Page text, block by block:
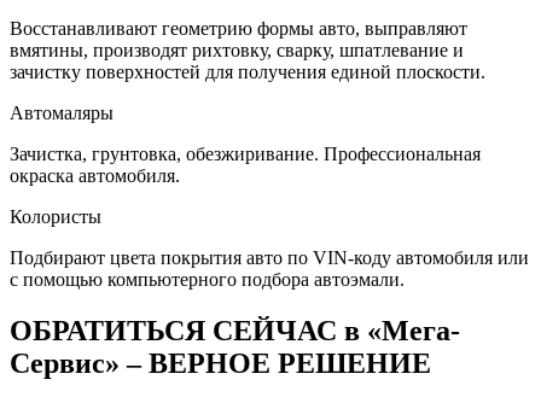
Восстанавливают геометрию формы авто, выправляют
вмятины, производят рихтовку, сварку, шпатлевание и
зачистку поверхностей для получения единой плоскости.
Автомаляры
Зачистка, грунтовка, обезжиривание. Профессиональная
окраска автомобиля.
Колористы
Подбирают цвета покрытия авто по VIN-коду автомобиля или
с помощью компьютерного подбора автоэмали.
ОБРАТИТЬСЯ СЕЙЧАС в «Мега-
Сервис» – ВЕРНОЕ РЕШЕНИЕ